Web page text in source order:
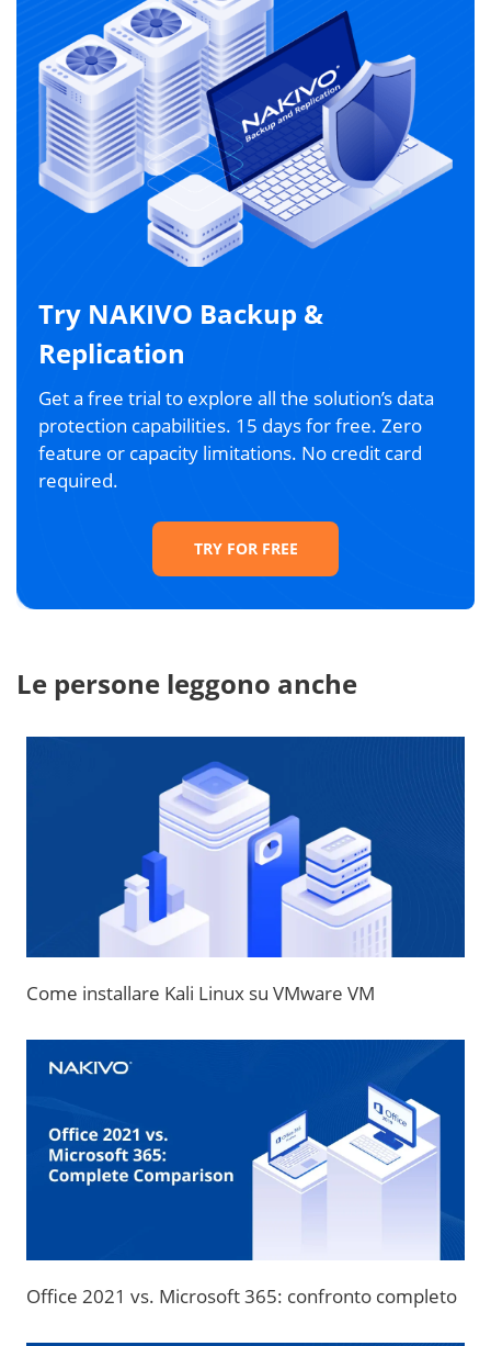
Try NAKIVO Backup &
Replication
Get a free trial to explore all the solution’s data
protection capabilities. 15 days for free. Zero
feature or capacity limitations. No credit card
required.
TRY FOR FREE
Le persone leggono anche
Come installare Kali Linux su VMware VM
Office 2021 vs. Microsoft 365: confronto completo